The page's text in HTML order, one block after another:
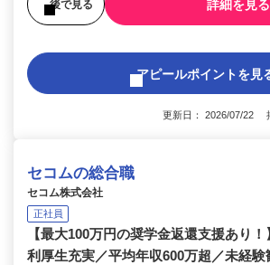
後で見る 詳細を見る
アピールポイントを見
更新日： 2026/07/22
セコムの総合職
セコム株式会社
正社員
【最大100万円の奨学金返還支援あり
利厚生充実／平均年収600万超／未経験